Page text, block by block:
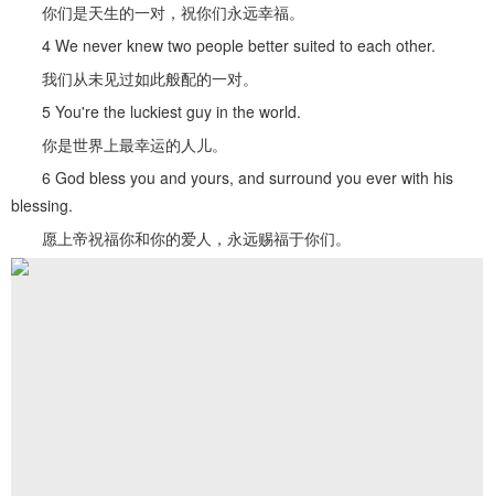
你们是天生的一对，祝你们永远幸福。
4 We never knew two people better suited to each other.
我们从未见过如此般配的一对。
5 You're the luckiest guy in the world.
你是世界上最幸运的人儿。
6 God bless you and yours, and surround you ever with his
blessing.
愿上帝祝福你和你的爱人，永远赐福于你们。